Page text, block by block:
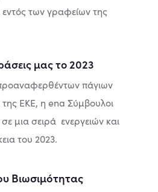
των γραφείων της
μας το 2023
πάγιων
ΕΚΕ, η ena Σύμβουλοι
μια σειρά ενεργειών και
του 2023.
Βιωσιμότητας